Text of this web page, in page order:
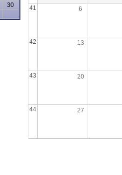
30
41 6
42 13
43 20
44 27